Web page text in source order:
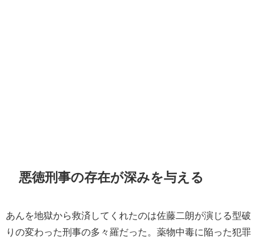
悪徳刑事の存在が深みを与える
あんを地獄から救済してくれたのは佐藤二朗が演じる型破
りの変わった刑事の多々羅だった。薬物中毒に陥った犯罪